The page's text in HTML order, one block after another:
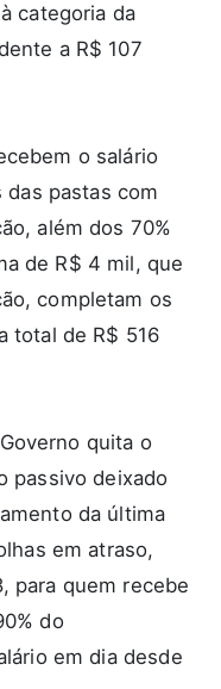
categoria da
a R$ 107
o salário
pastas com
além dos 70%
de R$ 4 mil, que
completam os
total de R$ 516
quita o
passivo deixado
da última
em atraso,
para quem recebe
do
em dia desde